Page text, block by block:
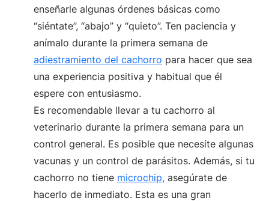
enseñarle algunas órdenes básicas como
“siéntate”, “abajo” y “quieto”. Ten paciencia y
anímalo durante la primera semana de
adiestramiento del cachorro para hacer que sea
una experiencia positiva y habitual que él
espere con entusiasmo.
Es recomendable llevar a tu cachorro al
veterinario durante la primera semana para un
control general. Es posible que necesite algunas
vacunas y un control de parásitos. Además, si tu
cachorro no tiene microchip, asegúrate de
hacerlo de inmediato. Esta es una gran